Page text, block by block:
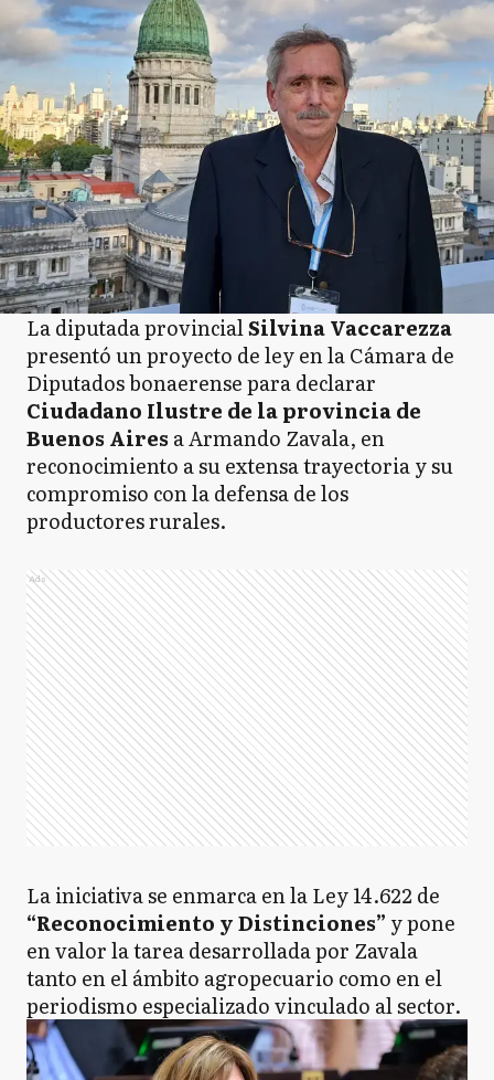
La diputada provincialSilvina Vaccarezza
presentó un proyecto de ley en la Cámara de
Diputados bonaerense para declarar
Ciudadano Ilustre de la provincia de
Buenos Aires a Armando Zavala, en
reconocimiento a su extensa trayectoria y su
compromiso con la defensa de los
productores rurales.
Ads
La iniciativa se enmarca en la Ley 14.622 de
“Reconocimiento y Distinciones” y pone
en valor la tarea desarrollada por Zavala
tanto en el ámbito agropecuario como en el
periodismo especializado vinculado al sector.